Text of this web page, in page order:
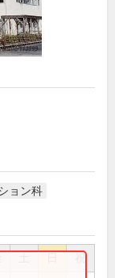
ョン科
祝